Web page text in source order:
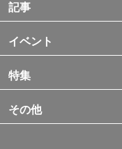
記事
イベント
特集
その他